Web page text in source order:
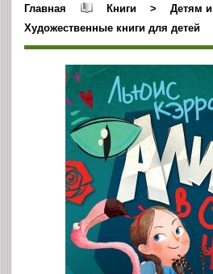
Главная Книги > Детям
Художественные книги для детей